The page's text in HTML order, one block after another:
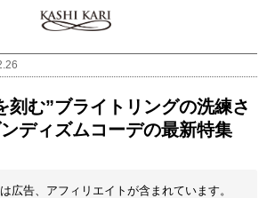
刻む”ブライトリングの洗練さ
ディズムコーデの最新特集
広告、アフィリエイトが含まれています。